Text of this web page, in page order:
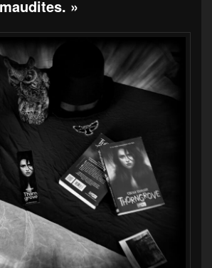
»